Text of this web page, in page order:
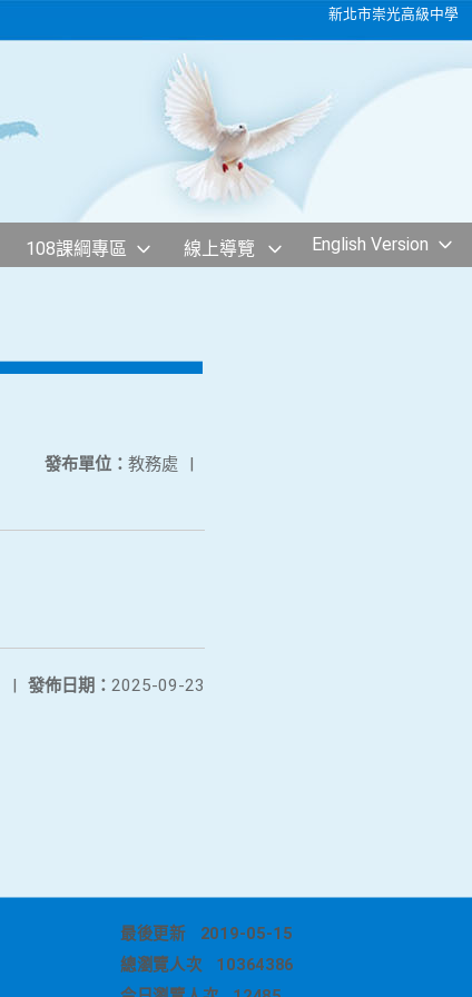
新北市崇光高級中學
108課綱專區 線上導覽 English Version
發布單位： 教務處 |
發佈日期： 2025-09-23
|
最後更新
2019-05-15
總瀏覽人次
10364386